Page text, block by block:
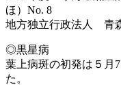
ほ）No. 8
地方独立行政法人 青
◎黒星病
葉上病斑の初発は５月
た。